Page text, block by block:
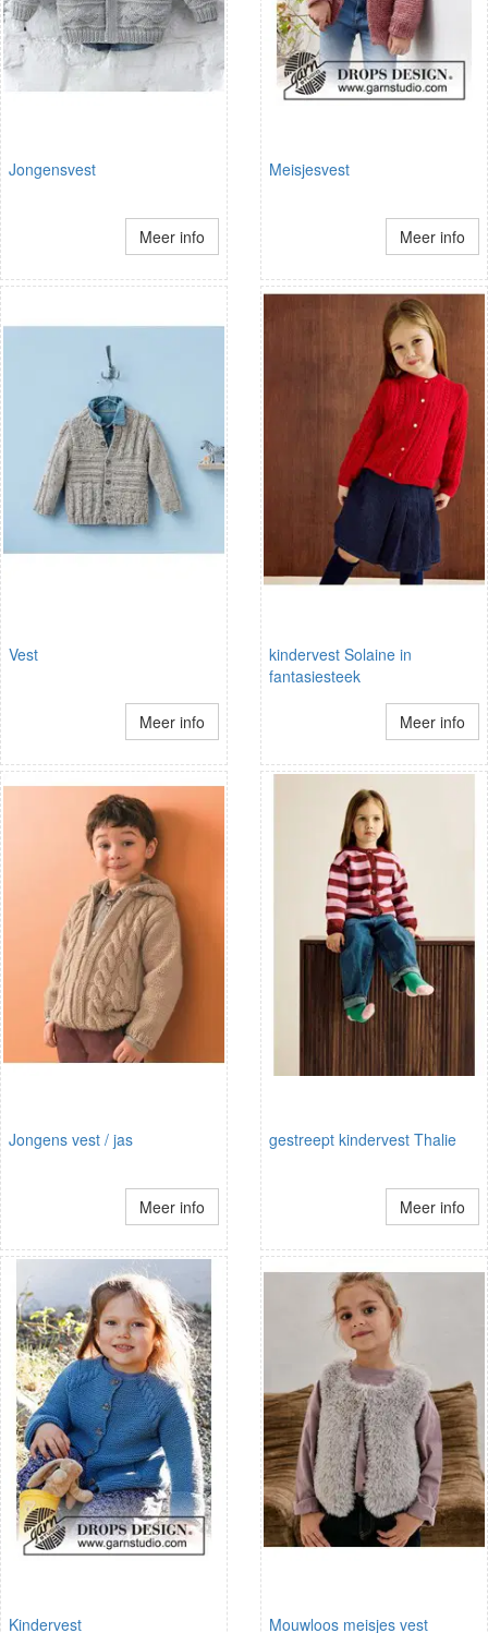
Jongensvest
Meer info
Meisjesvest
Meer info
Vest
Meer info
kindervest Solaine in
fantasiesteek
Meer info
Jongens vest / jas
Meer info
gestreept kindervest Thalie
Meer info
Kindervest Mouwloos meisjes vest